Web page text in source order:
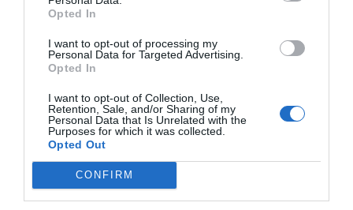
Opted In
I want to opt-out of processing my
Personal Data for Targeted Advertising.
Opted In
I want to opt-out of Collection, Use,
Retention, Sale, and/or Sharing of my
Personal Data that Is Unrelated with the
Purposes for which it was collected.
Opted Out
CONFIRM